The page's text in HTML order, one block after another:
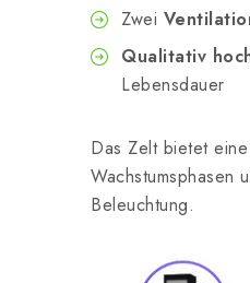
Zwei
Qualitativ
Lebensdauer
Das Zelt bietet
Wachstumsphasen
Beleuchtung.